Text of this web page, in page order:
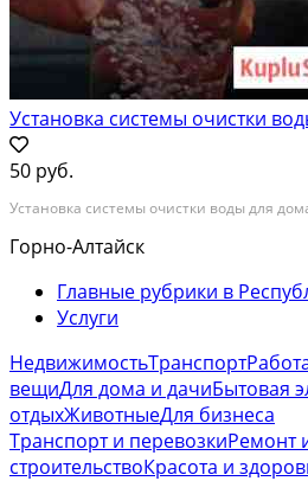
Установка системы очистки
50 руб.
Установка системы очистки воды для
Горно-Алтайск
Главные рубрики в
Услуги
НедвижимостьТранспорт
вещиДля дома и дачиБытовая
отдыхЖивотныеДля бизнеса
Транспорт и перевозкиРемонт
строительствоКрасота и